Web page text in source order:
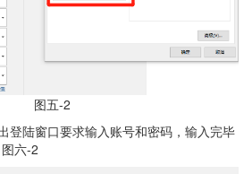
图五-2
登陆窗口要求输入账号和密码，输入完毕
六-2